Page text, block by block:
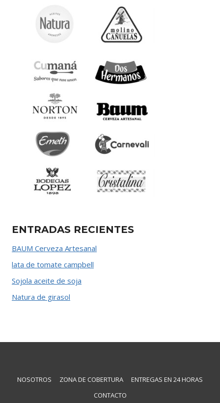
ENTRADAS RECIENTES
BAUM Cerveza Artesanal
lata de tomate campbell
Sojola aceite de soja
Natura de girasol
NOSOTROS ZONA DE COBERTURA
ENTREGAS EN 24 HORAS
CONTACTO